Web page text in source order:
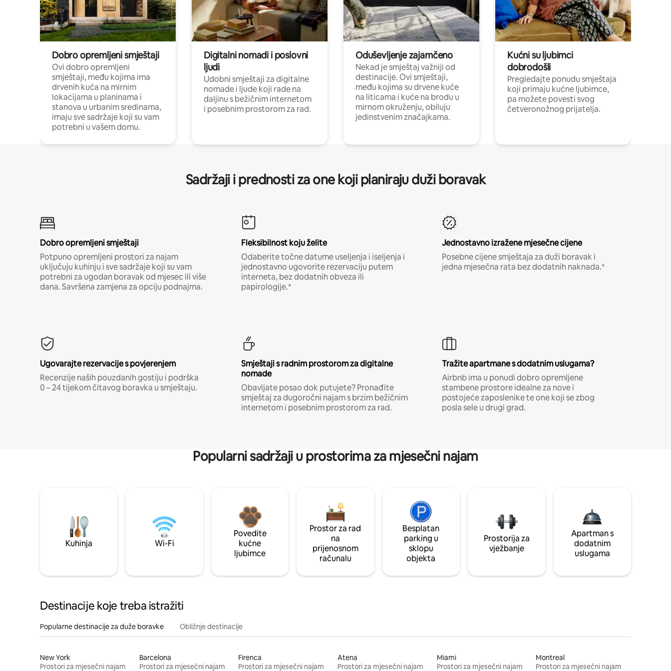
Dobro opremljeni smještaji
Ovi dobro opremljeni
smještaji, među kojima ima
drvenih kuća na mirnim
lokacijama u planinama i
stanova u urbanim sredinama,
imaju sve sadržaje koji su vam
potrebni u vašem domu.
Digitalni nomadi i poslovni
ljudi
Udobni smještaji za digitalne
nomade i ljude koji rade na
daljinu s bežičnim internetom
i posebnim prostorom za rad.
Oduševljenje zajamčeno
Nekad je smještaj važniji od
destinacije. Ovi smještaji,
među kojima su drvene kuće
na liticama i kuće na brodu u
mirnom okruženju, obiluju
jedinstvenim značajkama.
Kućni su ljubimci
dobrodošli
Pregledajte ponudu smještaja
koji primaju kućne ljubimce,
pa možete povesti svog
četveronožnog prijatelja.
Sadržaji i prednosti za one koji planiraju duži boravak
Dobro opremljeni smještaji
Potpuno opremljeni prostori za najam
uključuju kuhinju i sve sadržaje koji su vam
potrebni za ugodan boravak od mjesec ili više
dana. Savršena zamjena za opciju podnajma.
Fleksibilnost koju želite
Odaberite točne datume useljenja i iseljenja i
jednostavno ugovorite rezervaciju putem
interneta, bez dodatnih obveza ili
papirologije.*
Jednostavno izražene mjesečne cijene
Posebne cijene smještaja za duži boravak i
jedna mjesečna rata bez dodatnih naknada.*
Ugovarajte rezervacije s povjerenjem
Recenzije naših pouzdanih gostiju i podrška
0 – 24 tijekom čitavog boravka u smještaju.
Smještaji s radnim prostorom za digitalne
nomade
Obavljate posao dok putujete? Pronađite
smještaj za dugoročni najam s brzim bežičnim
internetom i posebnim prostorom za rad.
Tražite apartmane s dodatnim uslugama?
Airbnb ima u ponudi dobro opremljene
stambene prostore idealne za nove i
postojeće zaposlenike te one koji se zbog
posla sele u drugi grad.
Popularni sadržaji u prostorima za mjesečni najam
Kuhinja Wi-Fi
Povedite
kućne
ljubimce
Prostor za rad
na
prijenosnom
računalu
Besplatan
parking u
sklopu
objekta
Prostorija za
vježbanje
Apartman s
dodatnim
uslugama
Destinacije koje treba istražiti
Popularne destinacije za duže boravke Obližnje destinacije
New York
Prostori za mjesečni najam
Barcelona
Prostori za mjesečni najam
Firenca
Prostori za mjesečni najam
Atena
Prostori za mjesečni najam
Miami
Prostori za mjesečni najam
Montreal
Prostori za mjesečni najam